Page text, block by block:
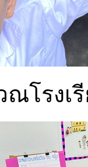
ณโรงเ